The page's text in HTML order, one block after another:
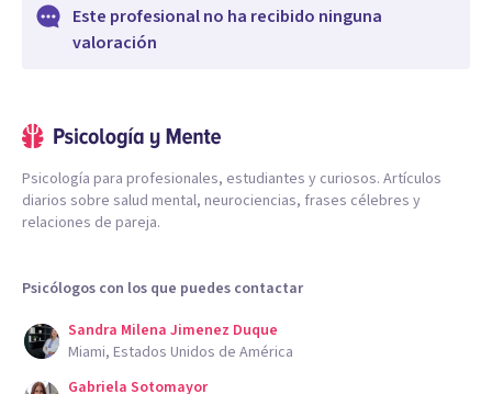
Este profesional no ha recibido ninguna
valoración
Psicología para profesionales, estudiantes y curiosos. Artículos
diarios sobre salud mental, neurociencias, frases célebres y
relaciones de pareja.
Psicólogos con los que puedes contactar
Sandra Milena Jimenez Duque
Miami, Estados Unidos de América
Gabriela Sotomayor